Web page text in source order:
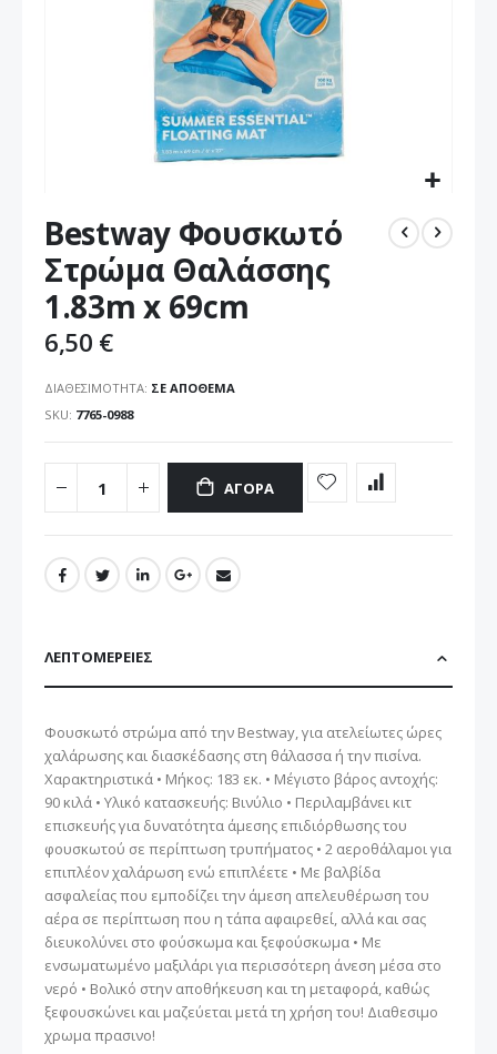
στην
αρχή
της
συλλογής
εικόνων
Bestway Φουσκωτό
Στρώμα Θαλάσσης
1.83m x 69cm
6,50 €
ΔΙΑΘΕΣΙΜΌΤΗΤΑ: ΣΕ ΑΠΌΘΕΜΑ
SKU 7765-0988
ΑΓΟΡΆ
ΛΕΠΤΟΜΈΡΕΙΕΣ
Φουσκωτό στρώμα από την Bestway, για ατελείωτες ώρες
χαλάρωσης και διασκέδασης στη θάλασσα ή την πισίνα.
Χαρακτηριστικά • Μήκος: 183 εκ. • Μέγιστο βάρος αντοχής:
90 κιλά • Υλικό κατασκευής: Βινύλιο • Περιλαμβάνει κιτ
επισκευής για δυνατότητα άμεσης επιδιόρθωσης του
φουσκωτού σε περίπτωση τρυπήματος • 2 αεροθάλαμοι για
επιπλέον χαλάρωση ενώ επιπλέετε • Με βαλβίδα
ασφαλείας που εμποδίζει την άμεση απελευθέρωση του
αέρα σε περίπτωση που η τάπα αφαιρεθεί, αλλά και σας
διευκολύνει στο φούσκωμα και ξεφούσκωμα • Με
ενσωματωμένο μαξιλάρι για περισσότερη άνεση μέσα στο
νερό • Βολικό στην αποθήκευση και τη μεταφορά, καθώς
ξεφουσκώνει και μαζεύεται μετά τη χρήση του! Διαθεσιμο
χρωμα πρασινο!